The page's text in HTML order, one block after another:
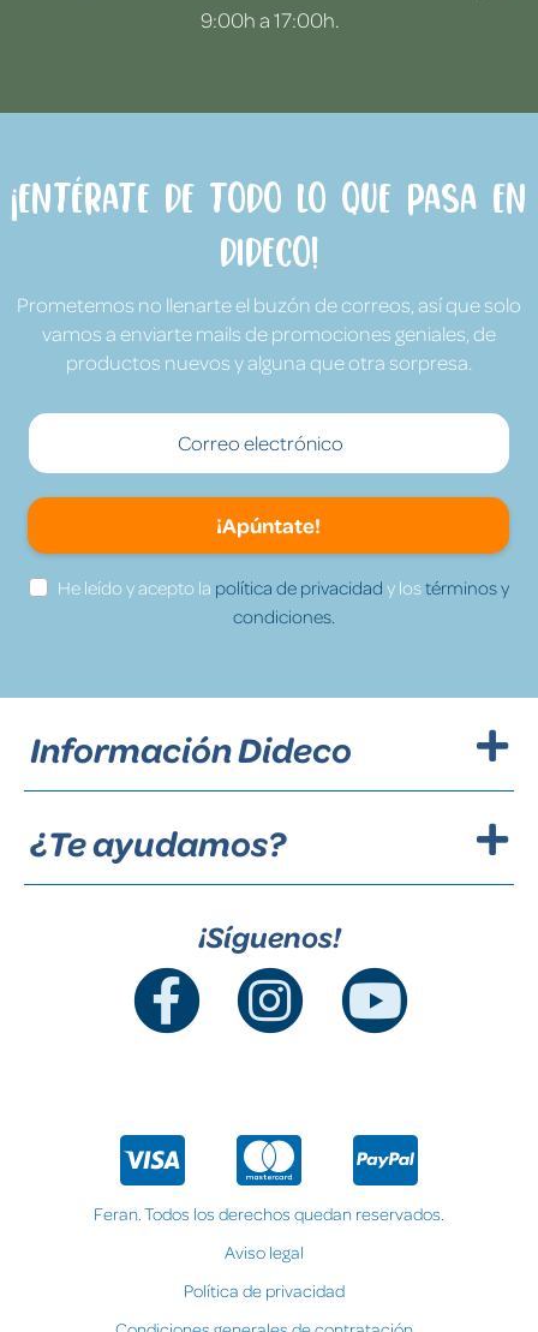
9:00h a 17:00h.
¡Entérate de todo lo que pasa en
Dideco!
Prometemos no llenarte el buzón de correos, así que solo
vamos a enviarte mails de promociones geniales, de
productos nuevos y alguna que otra sorpresa.
¡Apúntate!
He leído y acepto la política de privacidad y lostérminos y
condiciones.
Información Dideco
¿Te ayudamos?
¡Síguenos!
Feran. Todos los derechos quedan reservados.
Aviso legal
Política de privacidad